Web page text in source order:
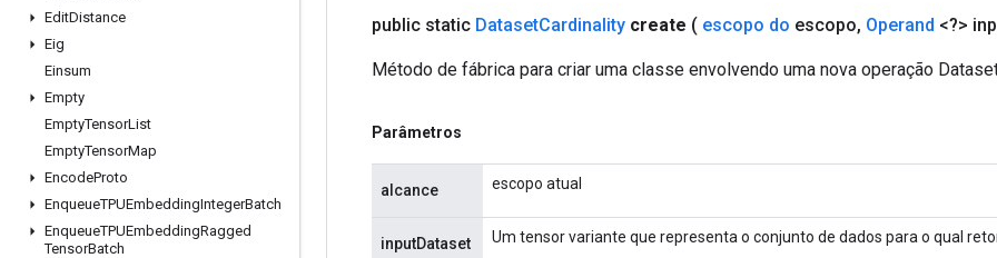
EditDistance
Eig
Einsum
Empty
EmptyTensorList
EmptyTensorMap
EncodeProto
EnqueueTPUEmbeddingIntegerBatch
EnqueueTPUEmbeddingRagged
TensorBatch
public static DatasetCardinality create ( escopo do escopo, Operand <?>
Método de fábrica para criar uma classe envolvendo uma nova operação
Parâmetros
alcance escopo atual
inputDataset Um tensor variante que representa o conjunto de dados para o qual